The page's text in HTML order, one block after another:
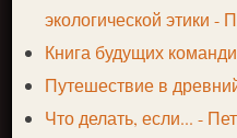
экологической этики
Книга будущих
Путешествие в
Что делать, если... -